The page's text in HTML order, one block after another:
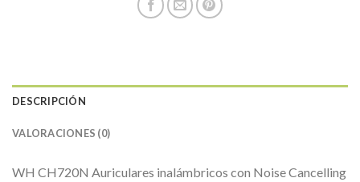
DESCRIPCIÓN
VALORACIONES (0)
WH CH720N Auriculares inalámbricos con Noise Cancelling